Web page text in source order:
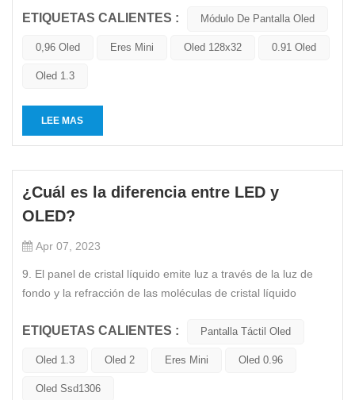
colores. En la actualidad, los materiales principales de las
pantallas...
ETIQUETAS CALIENTES : Módulo De Pantalla Oled
0,96 Oled Eres Mini Oled 128x32 0.91 Oled
Oled 1.3
LEE MAS
¿Cuál es la diferencia entre LED y
OLED?
Apr 07, 2023
9. El panel de cristal líquido emite luz a través de la luz de
fondo y la refracción de las moléculas de cristal líquido
pueden emitir luz por sí mismas, y el LED se refiere a la luz
ETIQUETAS CALIENTES : Pantalla Táctil Oled
Oled 1.3 Oled 2 Eres Mini Oled 0.96
Oled Ssd1306